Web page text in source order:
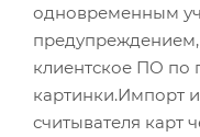
одновременным
клиентское ПО по
картинки.Импорт
считывателя карт